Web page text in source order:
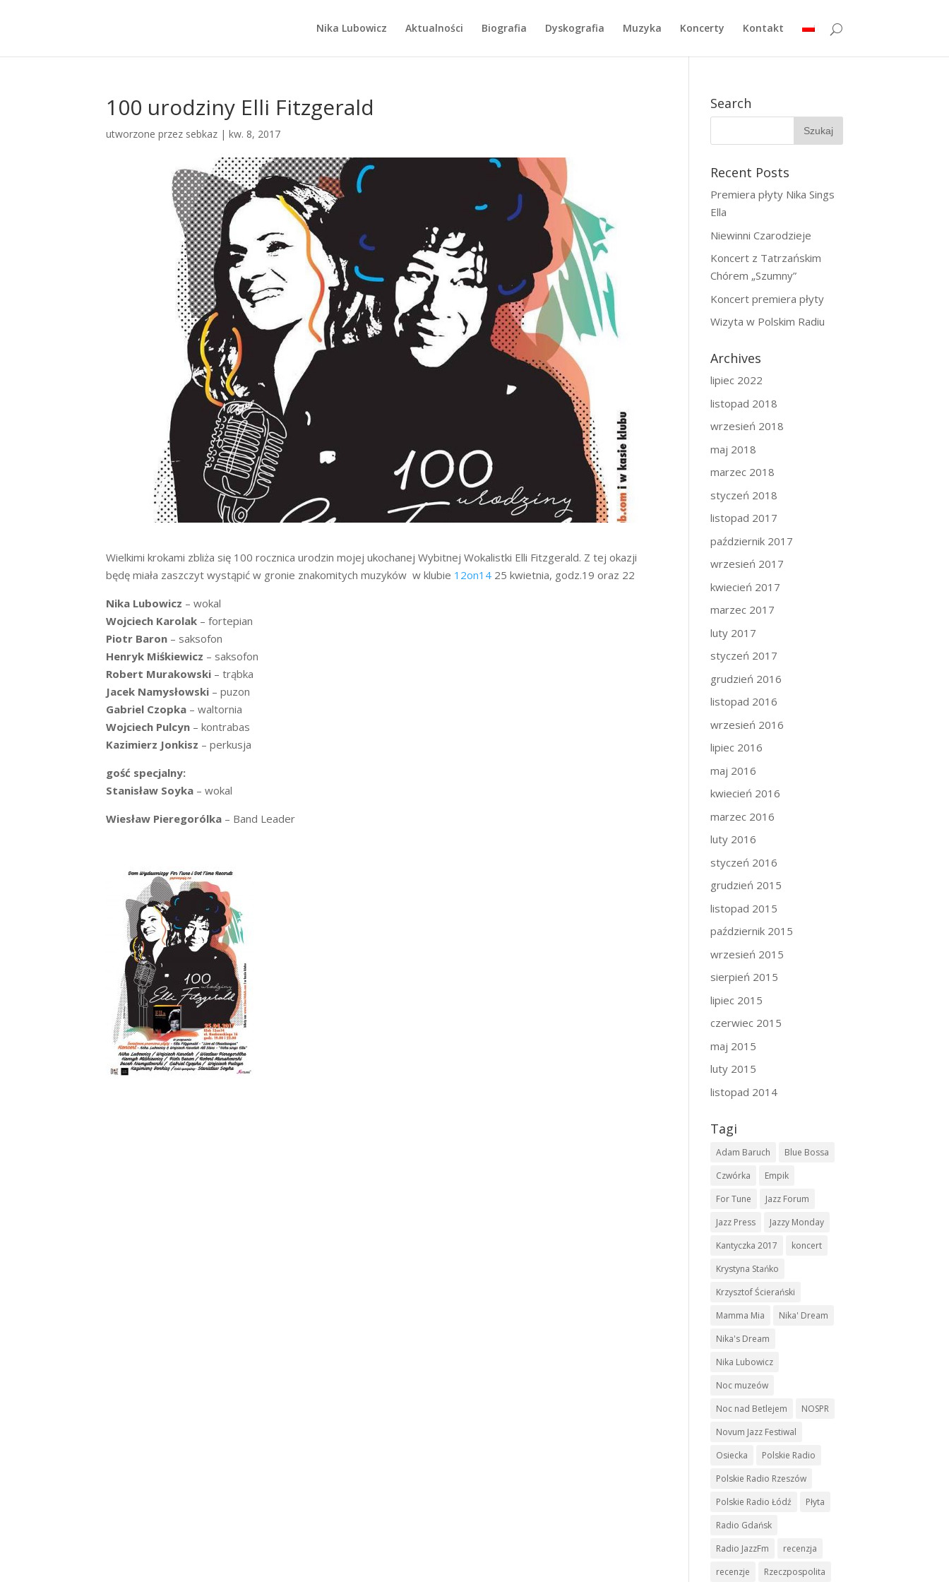
Nika Lubowicz Aktualności Biografia Dyskografia Muzyka Koncerty Kontakt
100 urodziny Elli Fitzgerald
utworzone przez sebkaz | kw. 8, 2017
Wielkimi krokami zbliża się 100 rocznica urodzin mojej ukochanej Wybitnej Wokalistki Elli Fitzgerald. Z tej okazji
będę miała zaszczyt wystąpić w gronie znakomitych muzyków w klubie 12on14 25 kwietnia, godz.19 oraz 22
Nika Lubowicz – wokal
Wojciech Karolak – fortepian
Piotr Baron – saksofon
Henryk Miśkiewicz – saksofon
Robert Murakowski – trąbka
Jacek Namysłowski – puzon
Gabriel Czopka – waltornia
Wojciech Pulcyn – kontrabas
Kazimierz Jonkisz – perkusja
gość specjalny:
Stanisław Soyka – wokal
Wiesław Pieregorólka – Band Leader
Search
Recent Posts
Premiera płyty Nika Sings
Ella
Niewinni Czarodzieje
Koncert z Tatrzańskim
Chórem „Szumny”
Koncert premiera płyty
Wizyta w Polskim Radiu
Archives
lipiec 2022
listopad 2018
wrzesień 2018
maj 2018
marzec 2018
styczeń 2018
listopad 2017
październik 2017
wrzesień 2017
kwiecień 2017
marzec 2017
luty 2017
styczeń 2017
grudzień 2016
listopad 2016
wrzesień 2016
lipiec 2016
maj 2016
kwiecień 2016
marzec 2016
luty 2016
styczeń 2016
grudzień 2015
listopad 2015
październik 2015
wrzesień 2015
sierpień 2015
lipiec 2015
czerwiec 2015
maj 2015
luty 2015
listopad 2014
Tagi
Adam Baruch
Blue Bossa
Czwórka
Empik
For Tune
Jazz Forum
Jazz Press
Jazzy Monday
Kantyczka 2017
koncert
Krystyna Stańko
Krzysztof Ścierański
Mamma Mia
Nika' Dream
Nika's Dream
Nika Lubowicz
Noc muzeów
Noc nad Betlejem
NOSPR
Novum Jazz Festiwal
Osiecka
Polskie Radio
Polskie Radio Rzeszów
Polskie Radio Łódź
Płyta
Radio Gdańsk
Radio JazzFm
recenzja
recenzje
Rzeczpospolita